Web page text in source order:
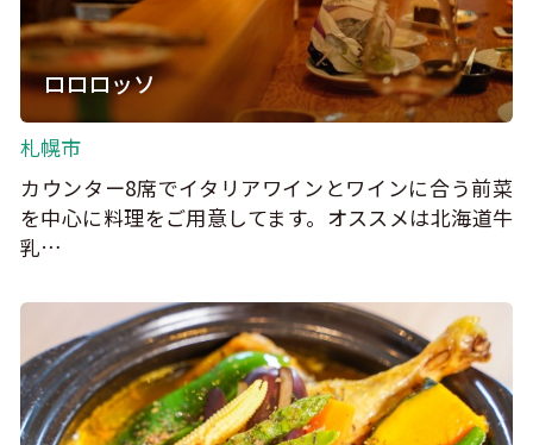
ロロロッソ
札幌市
カウンター8席でイタリアワインとワインに合う前菜
を中心に料理をご用意してます。オススメは北海道牛
乳…